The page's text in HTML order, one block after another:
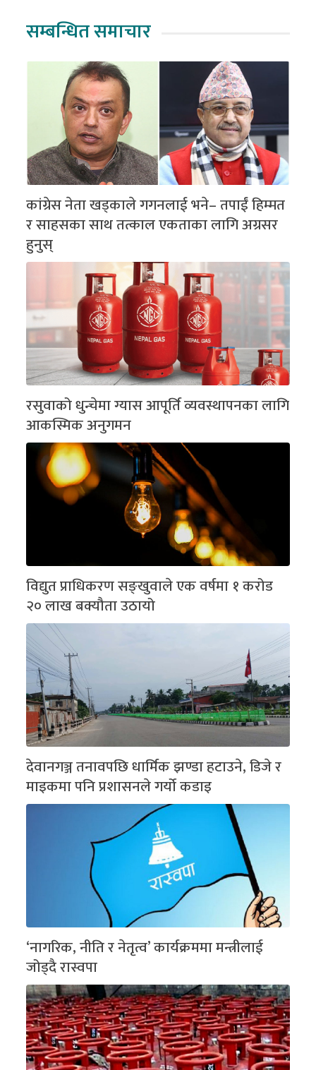
सम्बन्धित समाचार
कांग्रेस नेता खड्काले गगनलाई भने– तपाईं हिम्मत
र साहसका साथ तत्काल एकताका लागि अग्रसर
हुनुस्
रसुवाको धुन्चेमा ग्यास आपूर्ति व्यवस्थापनका लागि
आकस्मिक अनुगमन
विद्युत प्राधिकरण सङ्खुवाले एक वर्षमा १ करोड
२० लाख बक्यौता उठायो
देवानगञ्ज तनावपछि धार्मिक झण्डा हटाउने, डिजे र
माइकमा पनि प्रशासनले गर्यो कडाइ
‘नागरिक, नीति र नेतृत्व’ कार्यक्रममा मन्त्रीलाई
जोड्दै रास्वपा